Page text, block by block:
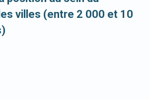
villes (entre 2 000 et 10